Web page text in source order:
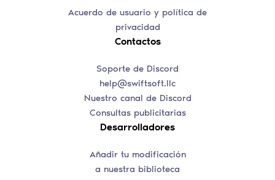
Acuerdo de usuario y política de
privacidad
Contactos
Soporte de Discord
help@swiftsoft.llc
Nuestro canal de Discord
Consultas publicitarias
Desarrolladores
Añadir tu modificación
a nuestra biblioteca